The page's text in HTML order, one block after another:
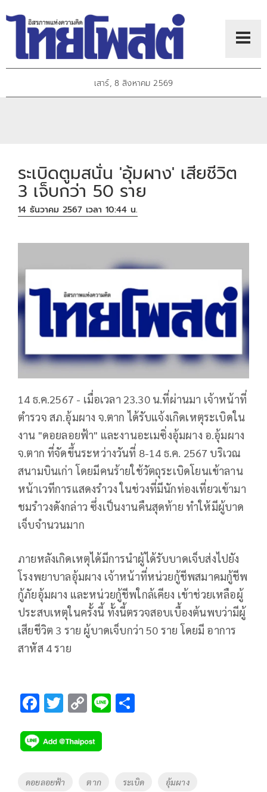
เสาร์, 8 สิงหาคม 2569
ระเบิดตูมสนั่น 'อุ้มผาง' เสียชีวิต
3 เจ็บกว่า 50 ราย
14 ธันวาคม 2567 เวลา 10:44 น.
14 ธ.ค.2567 - เมื่อเวลา 23.30 น.ที่ผ่านมา เจ้าหน้าที่
ตำรวจ สภ.อุ้มผาง จ.ตาก ได้รับแจ้งเกิดเหตุระเบิดใน
งาน "ดอยลอยฟ้า" และงานอะเมซิ่งอุ้มผาง อ.อุ้มผาง
จ.ตาก ที่จัดขึ้นระหว่างวันที่ 8-14 ธ.ค. 2567 บริเวณ
สนามบินเก่า โดยมีคนร้ายใช้วัตถุระเบิดโยนเข้าลาน
หน้าเวทีการแสดงรำวง ในช่วงที่มีนักท่องเที่ยวเข้ามา
ชมรำวงดังกล่าว ซึ่งเป็นงานคืนสุดท้าย ทำให้มีผู้บาด
เจ็บจำนวนมาก
ภายหลังเกิดเหตุได้มีการนำผู้ได้รับบาดเจ็บส่งไปยัง
โรงพยาบาลอุ้มผาง เจ้าหน้าที่หน่วยกู้ชีพสมาคมกู้ชีพ
กู้ภัยอุ้มผาง และหน่วยกู้ชีพใกล้เคียง เข้าช่วยเหลือผู้
ประสบเหตุในครั้งนี้ ทั้งนี้ตรวจสอบเบื้องต้นพบว่ามีผู้
เสียชีวิต 3 ราย ผู้บาดเจ็บกว่า 50 ราย โดยมี อาการ
สาหัส 4 ราย
F
e
b
o
T
tt
er
C
p
y
Li
Li
Tags
ดอยลอยฟ้า ตาก ระเบิด อุ้มผาง